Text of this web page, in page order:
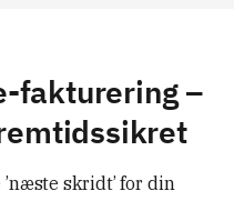
fakturering –
skridt’ for din